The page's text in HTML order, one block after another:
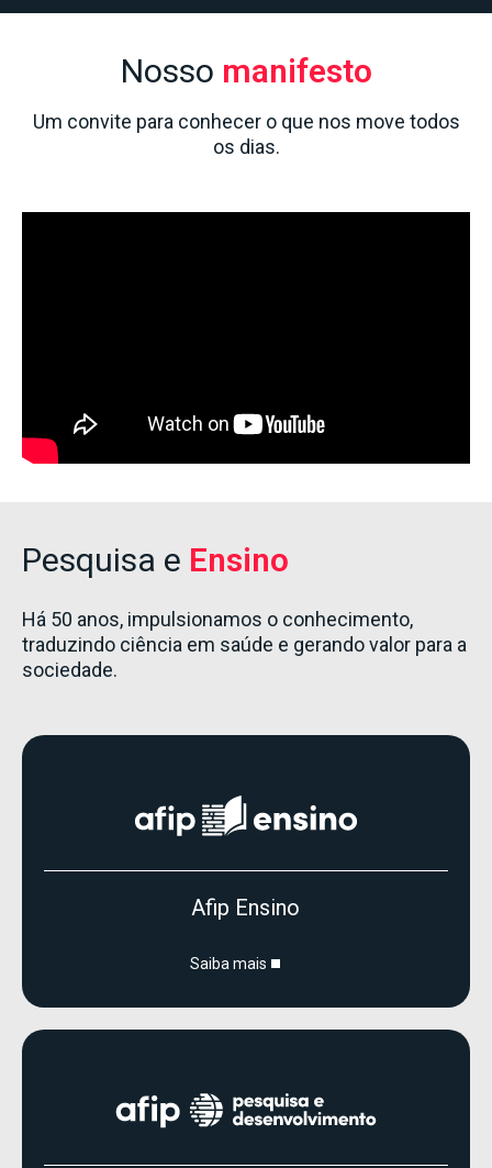
Nosso manifesto
Um convite para conhecer o que nos move todos
os dias.
Pesquisa e Ensino
Há 50 anos, impulsionamos o conhecimento,
traduzindo ciência em saúde e gerando valor para a
sociedade.
Afip Ensino
Saiba mais